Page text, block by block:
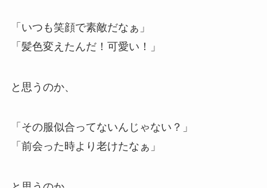
「いつも笑顔で素敵だなぁ」
「髪色変えたんだ！可愛い！」
と思うのか、
「その服似合ってないんじゃない？」
「前会った時より老けたなぁ」